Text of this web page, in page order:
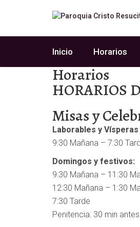
Inicio Horarios
Horarios
HORARIOS
Misas y
Laborables y
9:30 Mañana – 7:30
Domingos y festivos:
9:30 Mañana – 11:30
12:30 Mañana – 1:30
7:30 Tarde
Penitencia: 30 min